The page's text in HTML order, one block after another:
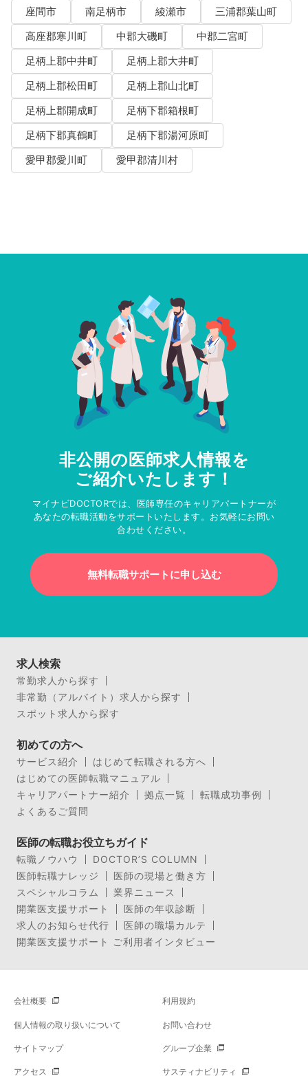
座間市
南足柄市 綾瀬市
三浦郡葉山町
高座郡寒川町
中郡大磯町
中郡二宮町
足柄上郡中井町
足柄上郡大井町
足柄上郡松田町
足柄上郡山北町
足柄上郡開成町
足柄下郡箱根町
足柄下郡真鶴町
足柄下郡湯河原町
愛甲郡愛川町
愛甲郡清川村
非公開の医師求人情報を
ご紹介いたします！
マイナビDOCTORでは、医師専任のキャリアパートナーが
あなたの転職活動をサポートいたします。お気軽にお問い
合わせください。
無料転職サポートに申し込む
求人検索
常勤求人から探す
非常勤（アルバイト）求人から探す
スポット求人から探す
初めての方へ
サービス紹介
はじめて転職される方へ
はじめての医師転職マニュアル
キャリアパートナー紹介
拠点一覧
転職成功事例
よくあるご質問
医師の転職お役立ちガイド
転職ノウハウ
DOCTOR’S COLUMN
医師転職ナレッジ
医師の現場と働き方
スペシャルコラム
業界ニュース
開業医支援サポート
医師の年収診断
求人のお知らせ代行
医師の職場カルテ
開業医支援サポート ご利用者インタビュー
会社概要 利用規約
個人情報の取り扱いについて お問い合わせ
サイトマップ グループ企業
アクセス サスティナビリティ